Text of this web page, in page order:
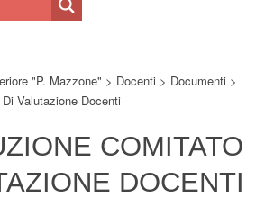
"P. Mazzone" > Docenti > Documenti >
Valutazione Docenti
COMITATO
DOCENTI